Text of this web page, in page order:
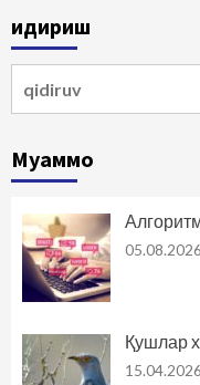
Қидириш
Муаммо
05.08.2026
Қушлар
15.04.2026